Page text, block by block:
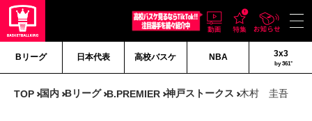
Bリーグ 日本代表 高校バスケ NBA 3x3
by 361°
TOP 国内 Bリーグ B.PREMIER 神戸ストークス 木村 圭吾